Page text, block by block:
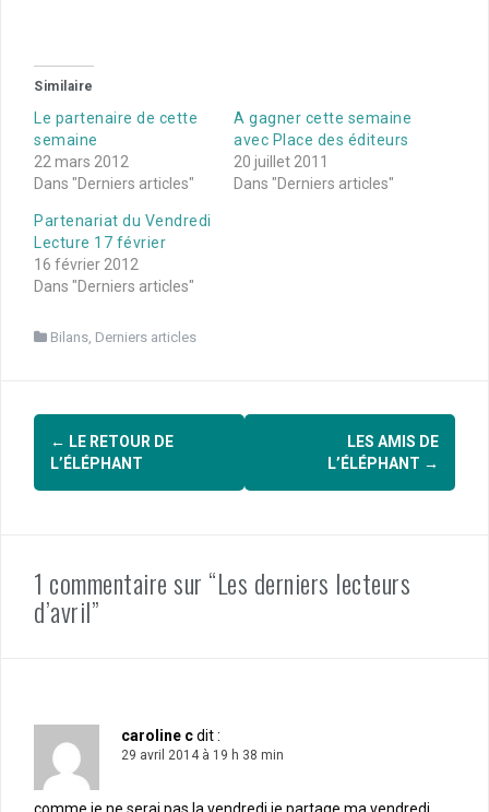
Similaire
Le partenaire de cette
semaine
22 mars 2012
Dans "Derniers articles"
A gagner cette semaine
avec Place des éditeurs
20 juillet 2011
Dans "Derniers articles"
Partenariat du Vendredi
Lecture 17 février
16 février 2012
Dans "Derniers articles"
Bilans Derniers articles
Navigation
d'article
← LE RETOUR DE
L’ÉLÉPHANT
LES AMIS DE
L’ÉLÉPHANT →
1 commentaire sur “Les derniers lecteurs
d’avril”
caroline cdit :
29 avril 2014 à 19 h 38 min
comme je ne serai pas la vendredi je partage ma vendredi